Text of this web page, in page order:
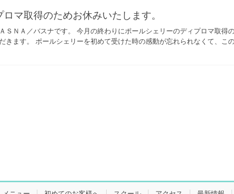
マ取得のためお休みいたします。
ＳＮＡ／バスナです。 今月の終わりにポールシェリーのディプロマ取得
きます。 ポールシェリーを初めて受けた時の感動が忘れられなくて、こ